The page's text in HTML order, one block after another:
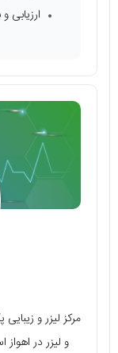
ارزیابی
مرکز لیزر و
و لیزر در